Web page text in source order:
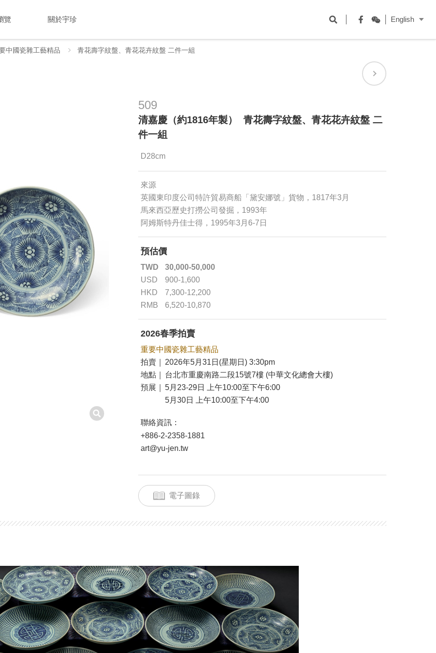
覽 關於宇珍
Facebook
WeChat
English
中國瓷雜工藝精品 青花壽字紋盤、青花花卉紋盤 二件一組
509
清嘉慶（約1816年製） 青花壽字紋盤、青花花卉紋盤 二
件一組
D28cm
來源
英國東印度公司特許貿易商船「黛安娜號」貨物，1817年3月
馬來西亞歷史打撈公司發掘，1993年
阿姆斯特丹佳士得，1995年3月6-7日
預估價
TWD
30,000-50,000
USD
900-1,600
HKD
7,300-12,200
RMB
6,520-10,870
2026春季拍賣
重要中國瓷雜工藝精品
拍賣｜
2026年5月31日(星期日) 3:30pm
地點｜
台北市重慶南路二段15號7樓 (中華文化總會大樓)
預展｜
5月23-29日 上午10:00至下午6:00
5月30日 上午10:00至下午4:00
聯絡資訊：
+886-2-2358-1881
art@yu-jen.tw
電子圖錄